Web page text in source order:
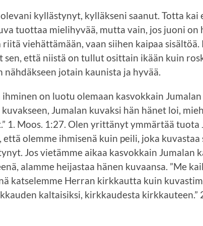
kyllästynyt, kylläkseni saanut. Totta kai
tuottaa mielihyvää, mutta vain, jos juoni on
riitä viehättämään, vaan siihen kaipaa sisältöä.
sen, että niistä on tullut osittain ikään kuin
jotain kaunista ja hyvää.
on luotu olemaan kasvokkain Jumalan
kuvakseen, Jumalan kuvaksi hän hänet loi,
1. Moos. 1:27. Olen yrittänyt ymmärtää tuota
olemme ihmisenä kuin peili, joka kuvastaa
Jos vietämme aikaa kasvokkain Jumalan
alamme heijastaa hänen kuvaansa. ”Me
katselemme Herran kirkkautta kuin
kaltaisiksi, kirkkaudesta kirkkauteen.”